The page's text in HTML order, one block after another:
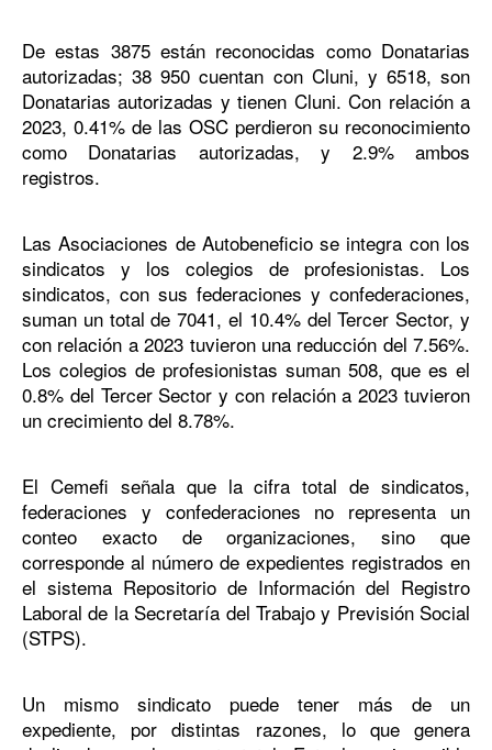
De estas 3875 están reconocidas como Donatarias
autorizadas; 38 950 cuentan con Cluni, y 6518, son
Donatarias autorizadas y tienen Cluni. Con relación a
2023, 0.41% de las OSC perdieron su reconocimiento
como Donatarias autorizadas, y 2.9% ambos
registros.
Las Asociaciones de Autobeneficio se integra con los
sindicatos y los colegios de profesionistas. Los
sindicatos, con sus federaciones y confederaciones,
suman un total de 7041, el 10.4% del Tercer Sector, y
con relación a 2023 tuvieron una reducción del 7.56%.
Los colegios de profesionistas suman 508, que es el
0.8% del Tercer Sector y con relación a 2023 tuvieron
un crecimiento del 8.78%.
El Cemefi señala que la cifra total de sindicatos,
federaciones y confederaciones no representa un
conteo exacto de organizaciones, sino que
corresponde al número de expedientes registrados en
el sistema Repositorio de Información del Registro
Laboral de la Secretaría del Trabajo y Previsión Social
(STPS).
Un mismo sindicato puede tener más de un
expediente, por distintas razones, lo que genera